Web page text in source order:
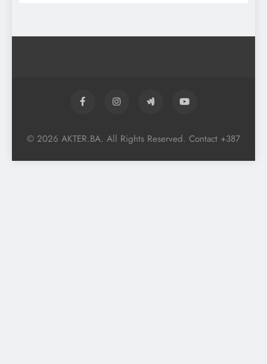
© 2026 AKTER.BA. All Rights Reserved. Contact +387